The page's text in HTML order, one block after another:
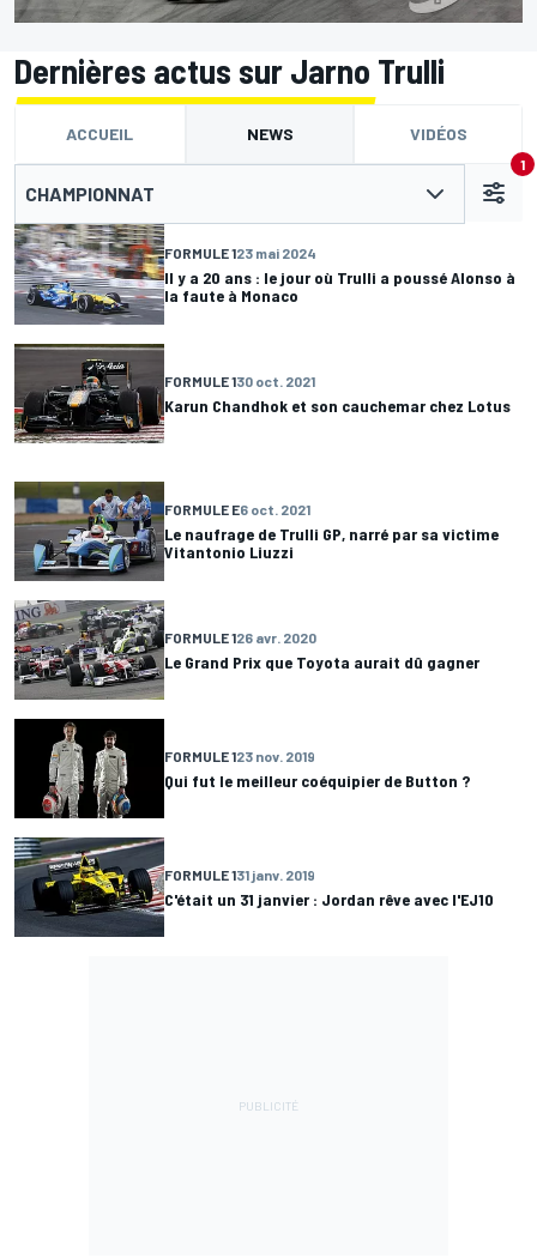
Dernières actus sur Jarno Trulli
ACCUEIL NEWS VIDÉOS
CHAMPIONNAT
1
FORMULE 123 mai 2024
Il y a 20 ans : le jour où Trulli a poussé Alonso à
la faute à Monaco
FORMULE 130 oct. 2021
Karun Chandhok et son cauchemar chez Lotus
FORMULE E6 oct. 2021
Le naufrage de Trulli GP, narré par sa victime
Vitantonio Liuzzi
FORMULE 126 avr. 2020
Le Grand Prix que Toyota aurait dû gagner
FORMULE 123 nov. 2019
Qui fut le meilleur coéquipier de Button ?
FORMULE 131 janv. 2019
C'était un 31 janvier : Jordan rêve avec l'EJ10